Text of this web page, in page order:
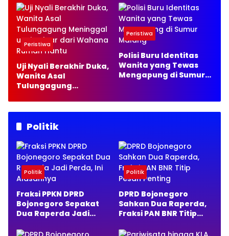
Damkarmat Pastikan
Tak Ada Korban Jiwa
Kirim 35 Liter Solar
Peristiwa
Uji Nyali Berakhir Duka,
Wanita Asal
Tulungagung
dari Wahana Rumah
Hantu
Peristiwa
Polisi Buru Identitas
Wanita yang Tewas
Mengapung di Sumur
Politik
Politik
Fraksi PPKN DPRD
Bojonegoro Sepakat
Dua Raperda Jadi
Politik
DPRD Bojonegoro
Sahkan Dua Raperda,
Fraksi PAN BNR Titip